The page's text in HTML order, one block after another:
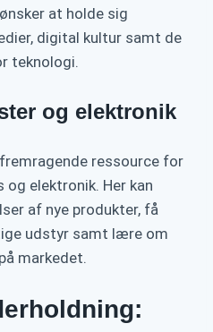
at holde sig
digital kultur samt de
teknologi.
og elektronik
ressource for
og elektronik. Her kan
af nye produkter, få
udstyr samt lære om
markedet.